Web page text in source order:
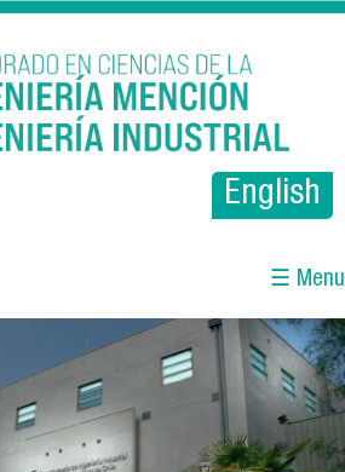
English
☰ Menu